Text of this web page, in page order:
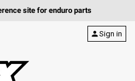
site for enduro parts
personSign in